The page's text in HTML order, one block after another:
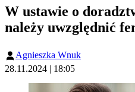
W ustawie o
należy uwzględnić
Agnieszka Wnuk
28.11.2024 | 18:05